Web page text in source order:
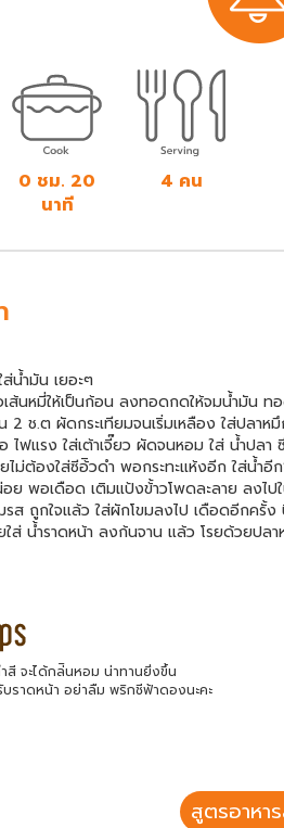
0 ชม. 20
นาที
4 คน
น้ำมัน เยอะๆ
เส้นหมี่ให้เป็นก้อน ลงทอดกดให้จมน้ำมัน
2 ช.ต ผัดกระเทียมจนเริ่มเหลือง ใส่ปล
ฟแรง ใส่เต้าเจี๊ยว ผัดจนหอม ใส่ น้ำปลา
ยไม่ต้องใส่ซีอ้ิวดำ พอกระทะแห้งอีก ใส่น้
ย พอเดือด เติมแป้งข้้าวโพดละลาย ลงไป
ส ถูกใจแล้ว ใส่ผักโขมลงไป เดือดอีกครั้ง
ส่ น้ำราดหน้า ลงก้นจาน แล้ว โรยด้วยปล
สี จะได้กล่ินหอม น่าทานยิ่งขึ้น
บราดหน้า อย่าลืม พริกชีฟ้าดองนะคะ
สูตรอาหา